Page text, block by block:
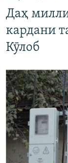
Даҳ
кардани
Кӯлоб